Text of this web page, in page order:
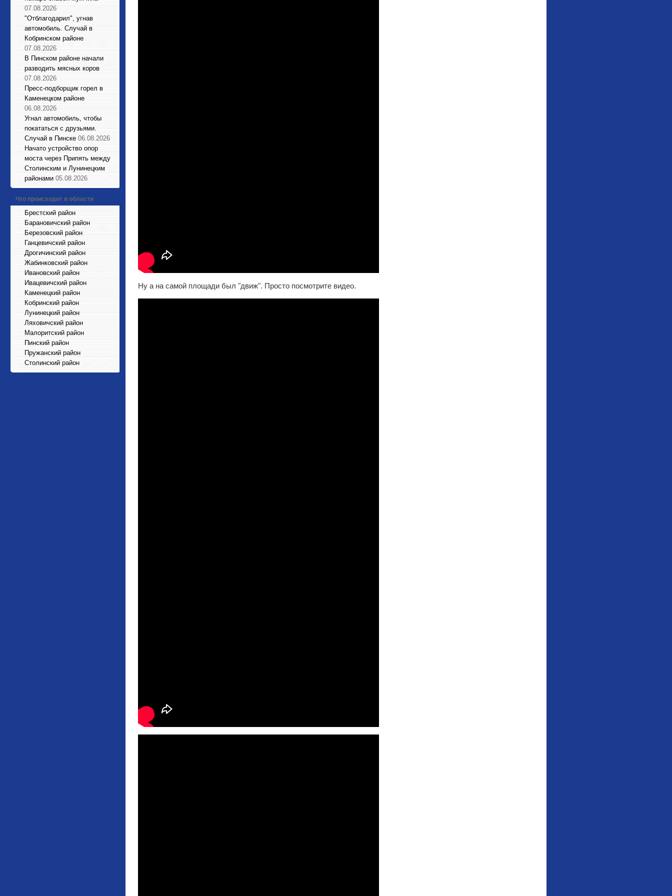
07.08.2026
"Отблагодарил", угнав
автомобиль. Случай в
Кобринском районе
07.08.2026
В Пинском районе начали
разводить мясных коров
07.08.2026
Пресс-подборщик горел в
Каменецком районе
06.08.2026
Угнал автомобиль, чтобы
покататься с друзьями.
Случай в Пинске 06.08.2026
Начато устройство опор
моста через Припять между
Столинским и Лунинецким
районами 05.08.2026
Что происходит в области
Брестский район
Барановичский район
Березовский район
Ганцевичский район
Дрогичинский район
Жабинковский район
Ивановский район
Ивацевичский район
Каменецкий район
Кобринский район
Лунинецкий район
Ляховичский район
Малоритский район
Пинский район
Пружанский район
Столинский район
Ну а на самой площади был "движ". Просто посмотрите видео.